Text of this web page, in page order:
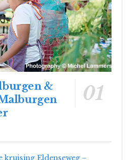
&
kruising Eldenseweg –